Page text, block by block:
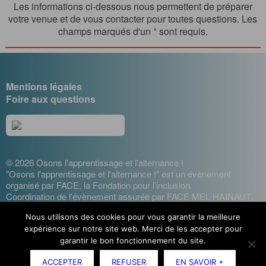
Les informations ci-dessous nous permettent de préparer
votre venue et de vous contacter pour toutes questions. Les
champs marqués d'un *sont requis.
Mentions légales
Foire aux questions
© 2026 Osons l'apprentissage et l'alternance !
"Osons l'apprentissage et l'alternance !" est un évènement
organisé par FACE, la Fondation pour l’inclusion.
Coordination de l'évènement assurée par FACE MEL HAINAUT,
Design : Cécile Lisbonis - Gestion de projet web : Agence
Mademoiselle Associée - Développement site internet : Etienne
Nous utilisons des cookies pour vous garantir la meilleure
expérience sur notre site web. Merci de les accepter pour
garantir le bon fonctionnement du site.
ACCEPTER REFUSER EN SAVOIR +